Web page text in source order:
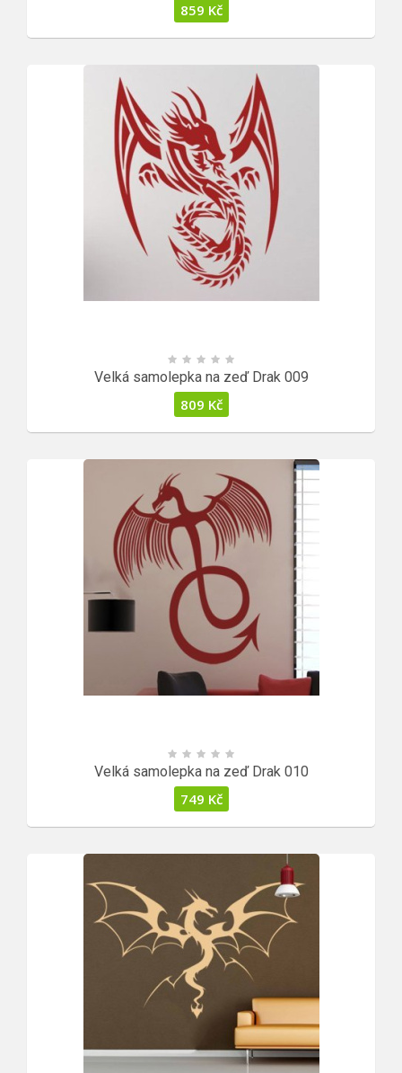
859 Kč
Velká samolepka na zeď Drak 009
809 Kč
Velká samolepka na zeď Drak 010
749 Kč